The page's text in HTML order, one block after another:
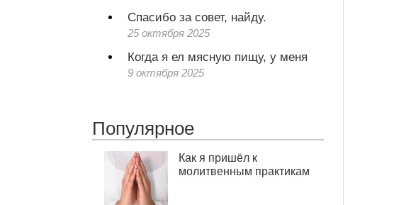
Спасибо за совет, найду.
25 октября 2025
Когда я ел мясную пищу, у меня
9 октября 2025
Популярное
Как я пришёл к
молитвенным практикам